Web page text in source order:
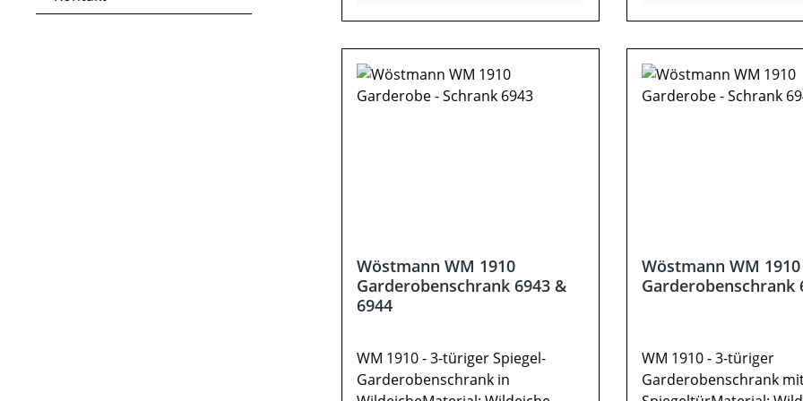
Information:Optionale Auswahl
MetallbödenMöbel ist
vormontiert (Restmontage kann
erforderlich sein).Farben können
37,11x Schrank TYPE
ausziehbarer
Tür1
abweichen. Deko oder
Beimöbel sind nicht
Wöstmann WM 1910
Garderobenschrank 6943 &
6944
WM 1910 - 3-türiger Spiegel-
Garderobenschrank in
Wöstmann WM
Garderobenschrank
WM 1910 - 3-türiger
Garderobenschrank